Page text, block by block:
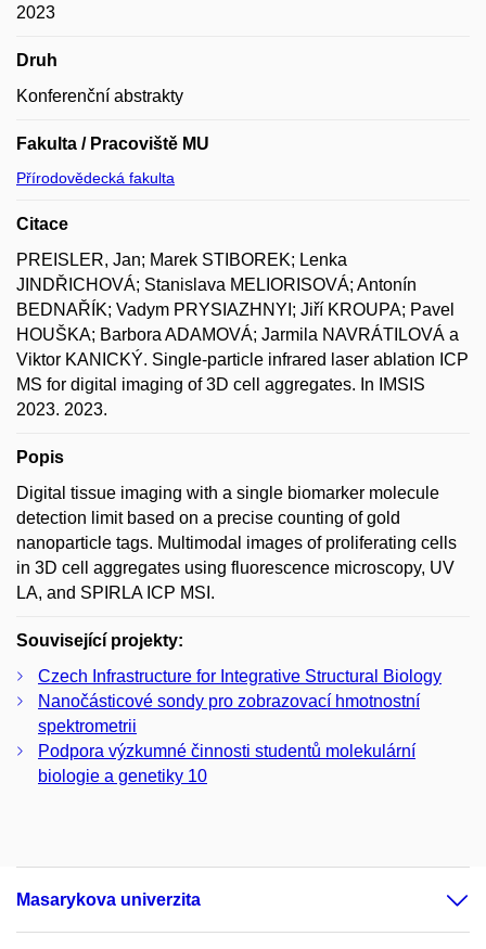
2023
Druh
Konferenční abstrakty
Fakulta / Pracoviště MU
Přírodovědecká fakulta
Citace
PREISLER, Jan; Marek STIBOREK; Lenka
JINDŘICHOVÁ; Stanislava MELIORISOVÁ; Antonín
BEDNAŘÍK; Vadym PRYSIAZHNYI; Jiří KROUPA; Pavel
HOUŠKA; Barbora ADAMOVÁ; Jarmila NAVRÁTILOVÁ a
Viktor KANICKÝ. Single-particle infrared laser ablation ICP
MS for digital imaging of 3D cell aggregates. In IMSIS
2023. 2023.
Popis
Digital tissue imaging with a single biomarker molecule
detection limit based on a precise counting of gold
nanoparticle tags. Multimodal images of proliferating cells
in 3D cell aggregates using fluorescence microscopy, UV
LA, and SPIRLA ICP MSI.
Související projekty:
Czech Infrastructure for Integrative Structural Biology
Nanočásticové sondy pro zobrazovací hmotnostní
spektrometrii
Podpora výzkumné činnosti studentů molekulární
biologie a genetiky 10
Masarykova univerzita